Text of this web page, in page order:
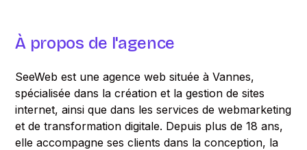
À propos de l'agence
SeeWeb est une agence web située à Vannes,
spécialisée dans la création et la gestion de sites
internet, ainsi que dans les services de webmarketing
et de transformation digitale. Depuis plus de 18 ans,
elle accompagne ses clients dans la conception, la